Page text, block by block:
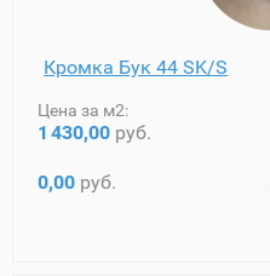
Кромка Бук 44 SK/S
Цена за м2:
1 430,00 руб.
0,00 руб.